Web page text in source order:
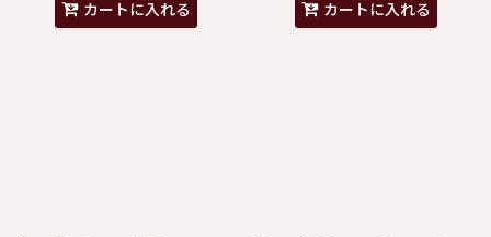
カートに入れる カートに入れる